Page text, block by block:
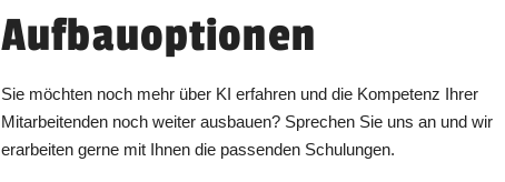
Aufbauoptionen
Sie möchten noch mehr über KI erfahren und die Kompetenz Ihrer
Mitarbeitenden noch weiter ausbauen? Sprechen Sie uns an und wir
erarbeiten gerne mit Ihnen die passenden Schulungen.